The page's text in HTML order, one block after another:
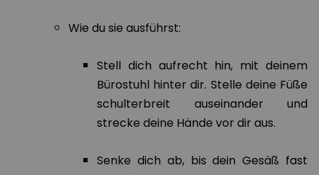
Wie du sie ausführst:
Stell dich aufrecht hin, mit deinem
Bürostuhl hinter dir. Stelle deine Füße
schulterbreit auseinander und
strecke deine Hände vor dir aus.
Senke dich ab, bis dein Gesäß fast